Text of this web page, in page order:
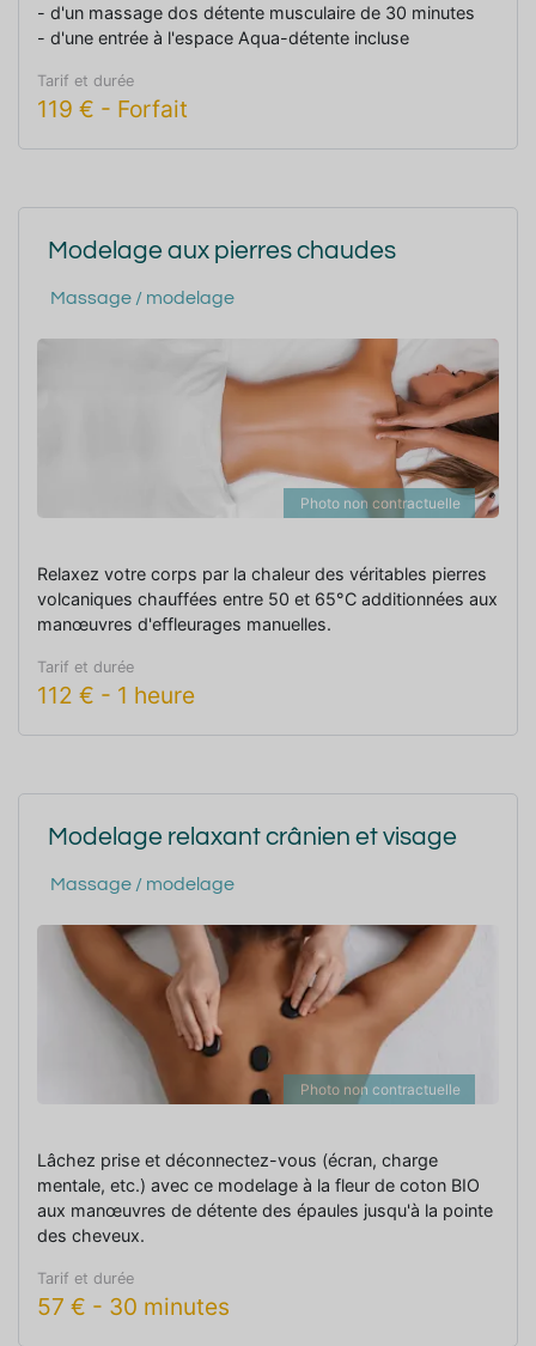
- d'un massage dos détente musculaire de 30 minutes
- d'une entrée à l'espace Aqua-détente incluse
Tarif et durée
119 € - Forfait
Modelage aux pierres chaudes
Massage / modelage
Photo non contractuelle
Relaxez votre corps par la chaleur des véritables pierres
volcaniques chauffées entre 50 et 65°C additionnées aux
manœuvres d'effleurages manuelles.
Tarif et durée
112 € - 1 heure
Modelage relaxant crânien et visage
Massage / modelage
Photo non contractuelle
Lâchez prise et déconnectez-vous (écran, charge
mentale, etc.) avec ce modelage à la fleur de coton BIO
aux manœuvres de détente des épaules jusqu'à la pointe
des cheveux.
Tarif et durée
57 € - 30 minutes